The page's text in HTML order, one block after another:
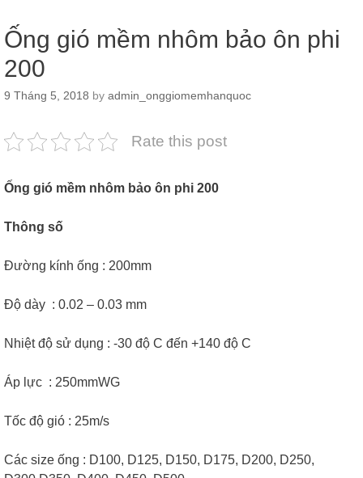
Ống gió mềm nhôm bảo ôn phi
200
9 Tháng 5, 2018 by admin_onggiomemhanquoc
Rate this post
Ống gió mềm nhôm bảo ôn phi 200
Thông số
Đường kính ống : 200mm
Độ dày : 0.02 – 0.03 mm
Nhiệt độ sử dụng : -30 độ C đến +140 độ C
Áp lực : 250mmWG
Tốc độ gió : 25m/s
Các size ống : D100, D125, D150, D175, D200, D250,